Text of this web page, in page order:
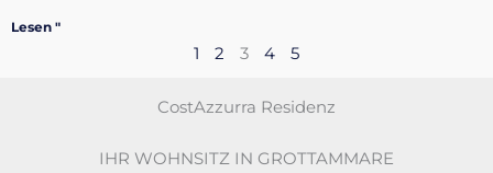
Lesen "
1 2 3 4 5
CostAzzurra Residenz
IHR WOHNSITZ IN GROTTAMMARE